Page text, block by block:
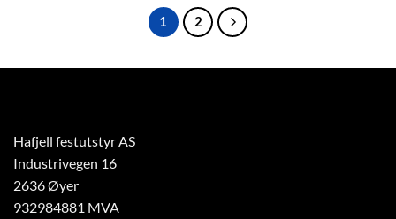
Alternativene
produktsiden
Alternativene
1 2
Hafjell festutstyr AS
Industrivegen 16
2636 Øyer
932984881 MVA